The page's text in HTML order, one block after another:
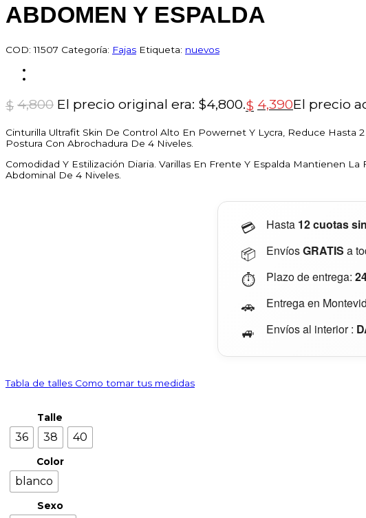
ABDOMEN Y ESPALDA
COD:11507 Categoría: Fajas Etiqueta: nuevos
$ 4,800 El precio original era: $4,800.$ 4,390El precio
Cinturilla Ultrafit Skin De Control Alto En Powernet Y Lycra, Reduce Hasta
Postura Con Abrochadura De 4 Niveles.
Comodidad Y Estilización Diaria. Varillas En Frente Y Espalda Mantienen
Abdominal De 4 Niveles.
💳 Hasta 12 cuotas
📦 EnvíosGRATIS a
⏱️ Plazo de entrega:
🚗 Entrega en
🚙 Envíos al interior :
Tabla de talles Como tomar tus medidas
Talle
36 38 40
Color
blanco
Sexo